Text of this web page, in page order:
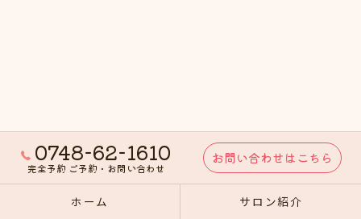
0748-62-1610
完全予約 ご予約・お問い合わせ
お問い合わせはこちら
ホーム サロン紹介